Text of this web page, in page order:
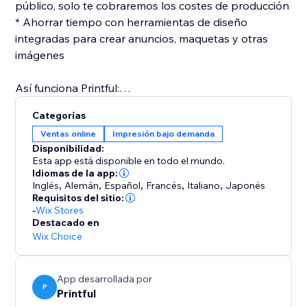
público, solo te cobraremos los costes de producción
* Ahorrar tiempo con herramientas de diseño
integradas para crear anuncios, maquetas y otras
imágenes
Así funciona Printful:
productos
Tu cliente pide productos de tu tienda con tus diseños
El pedido se envía automáticamente a uno de los
centros de gestión propios o asociados de Printful
Nosotros gestionamos tu pedido y se lo enviamos a
tu cliente bajo tu marca
Ya es hora de tomar el control total de tus ideas,
tiempo y finanzas: ¡empieza o expande tu negocio
Para usar la app de Printful, instala primero la app de
Categorías
Ventas online Impresión bajo demanda
Disponibilidad:
Esta app está disponible en todo el mundo.
Idiomas de la app:
Inglés, Alemán, Español, Francés, Italiano, Japonés
Requisitos del sitio:
-Wix Stores
Destacado en
Wix Choice
P
App desarrollada por
Printful